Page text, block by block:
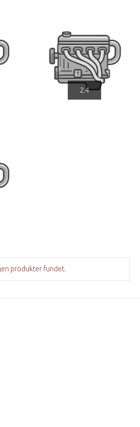
2.4
produkter fundet.